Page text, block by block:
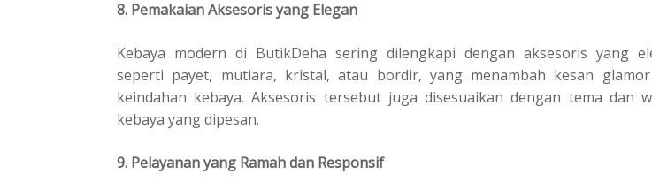
8. Pemakaian Aksesoris yang Elegan
Kebaya modern di ButikDeha sering dilengkapi dengan aksesoris yang
seperti payet, mutiara, kristal, atau bordir, yang menambah kesan
keindahan kebaya. Aksesoris tersebut juga disesuaikan dengan tema dan
kebaya yang dipesan.
9. Pelayanan yang Ramah dan Responsif